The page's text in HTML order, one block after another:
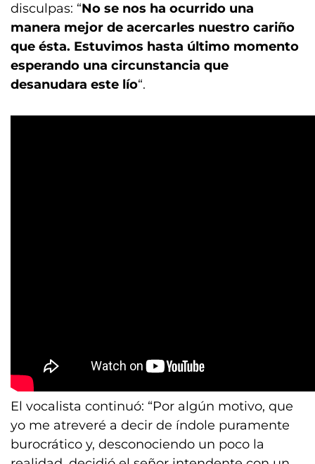
disculpas: “No se nos ha ocurrido una
manera mejor de acercarles nuestro cariño
que ésta. Estuvimos hasta último momento
esperando una circunstancia que
desanudara este lío“.
El vocalista continuó: “Por algún motivo, que
yo me atreveré a decir de índole puramente
burocrático y, desconociendo un poco la